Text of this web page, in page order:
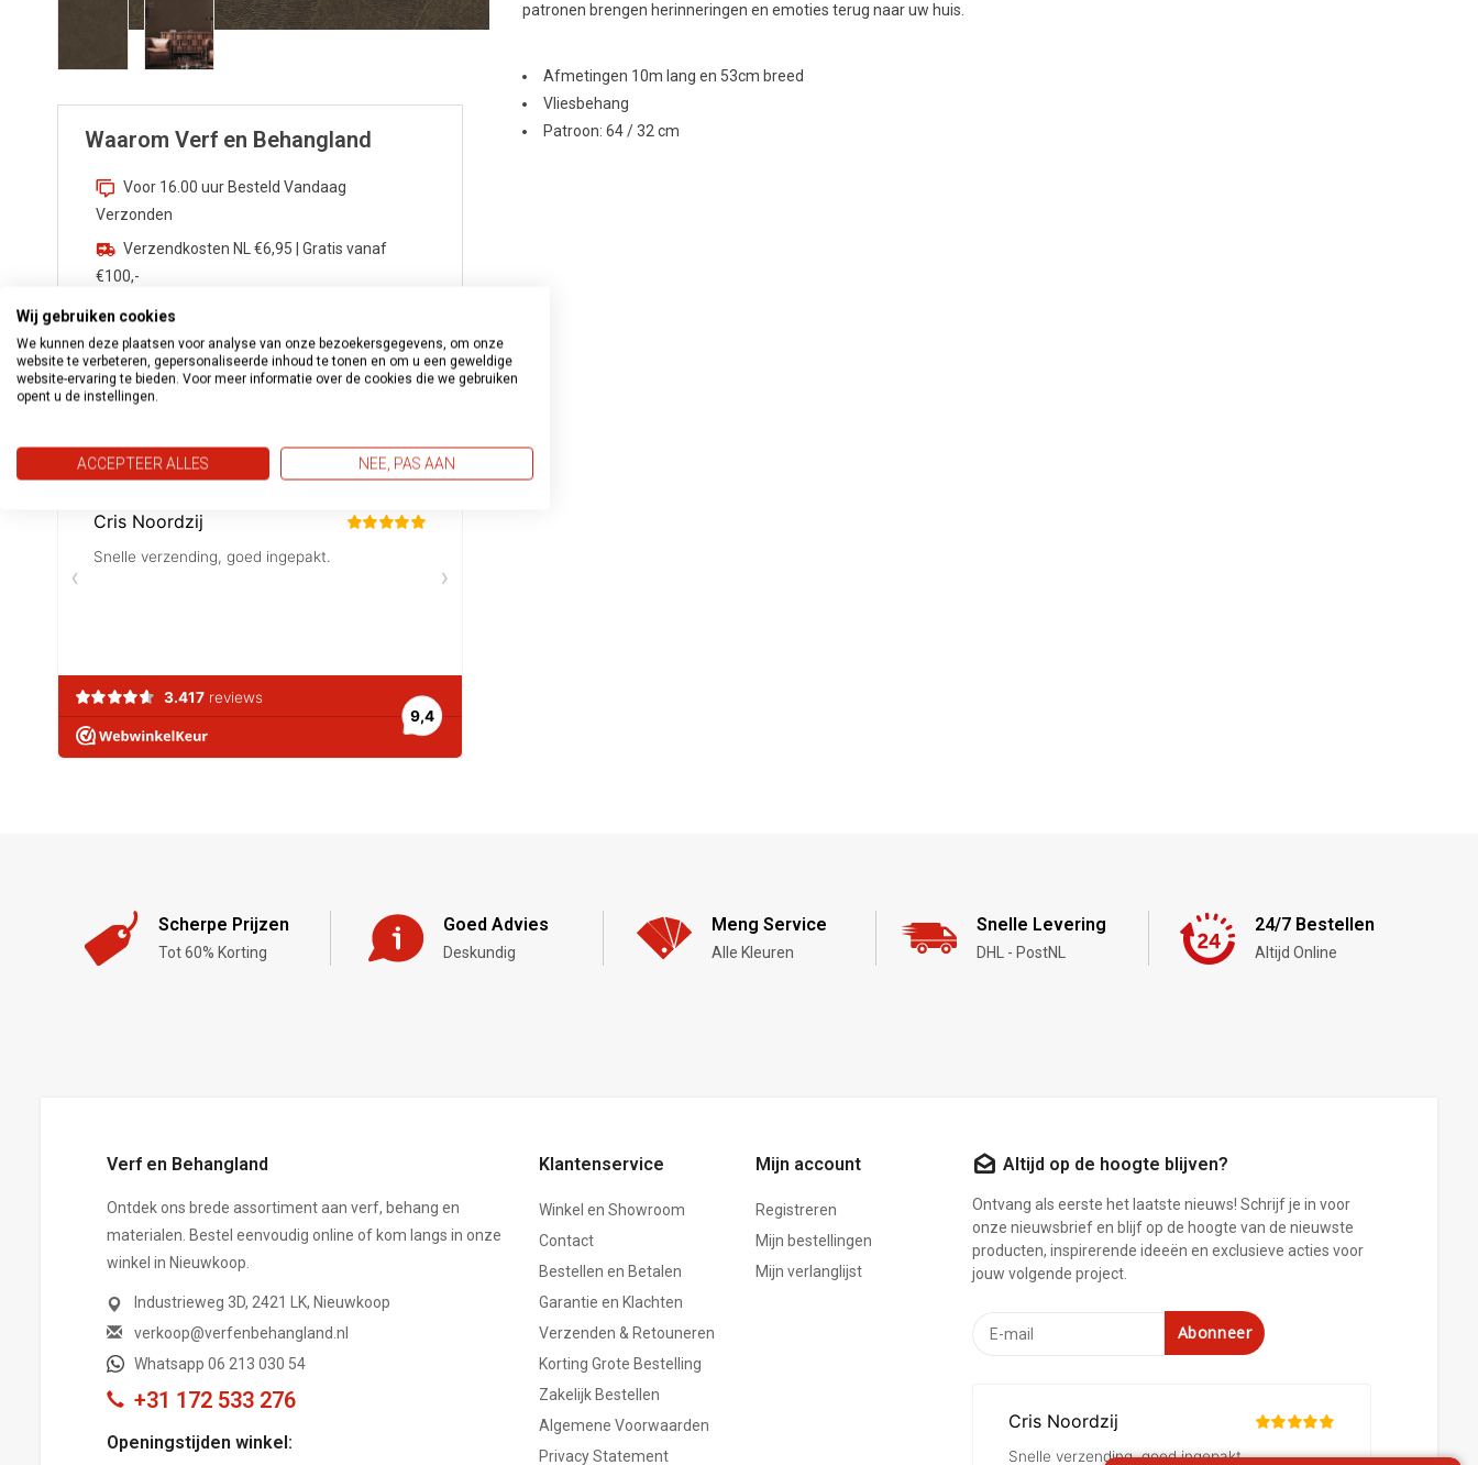
Waarom Verf en Behangland
Voor 16.00 uur Besteld Vandaag
Verzonden
Verzendkosten NL €6,95 | Gratis vanaf
€100,-
Zekerheden van
Advies nodig? Bel0172 533 276
Vragen?info@verfenbehangland.nl
patronen brengen herinneringen en emoties terug naar uw huis.
Afmetingen 10m lang en 53cm breed
Vliesbehang
Patroon: 64 / 32 cm
Scherpe Prijzen
Tot 60% Korting
Goed Advies
Deskundig
Meng Service
Alle Kleuren
Snelle Levering
DHL - PostNL
24/7 Bestellen
Altijd Online
Verf en Behangland
Ontdek ons brede assortiment aan verf, behang en
materialen. Bestel eenvoudig online of kom langs in onze
winkel in Nieuwkoop.
Industrieweg 3D, 2421 LK, Nieuwkoop
verkoop@verfenbehangland.nl
Whatsapp 06 213 030 54
+31 172 533 276
Openingstijden winkel:
Klantenservice
Winkel en Showroom
Contact
Bestellen en Betalen
Garantie en Klachten
Verzenden & Retouneren
Korting Grote Bestelling
Zakelijk Bestellen
Algemene Voorwaarden
Privacy Statement
Mijn account
Registreren
Mijn bestellingen
Mijn verlanglijst
Altijd op de hoogte blijven?
Ontvang als eerste het laatste nieuws! Schrijf je in voor
onze nieuwsbrief en blijf op de hoogte van de nieuwste
producten, inspirerende ideeën en exclusieve acties voor
jouw volgende project.
Abonneer
Wij gebruiken cookies
We kunnen deze plaatsen voor analyse van onze bezoekersgegevens, om onze
website te verbeteren, gepersonaliseerde inhoud te tonen en om u een geweldige
website-ervaring te bieden. Voor meer informatie over de cookies die we gebruiken
opent u de instellingen.
ACCEPTEER ALLES NEE, PAS AAN